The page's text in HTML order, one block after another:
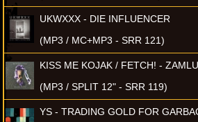
UKWXXX - DIE INFLUENCER
(MP3 / MC+MP3 - SRR 121)
KISS ME KOJAK / FETCH! -
(MP3 / SPLIT 12" - SRR 119)
YS - TRADING GOLD FOR